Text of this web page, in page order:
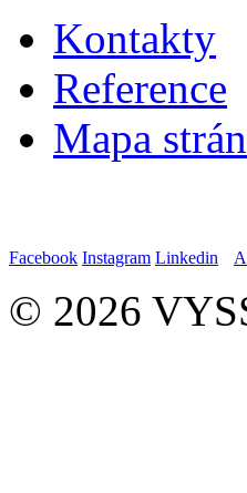
Kontakty
Reference
Mapa
Facebook Instagram Linkedin
© 2026